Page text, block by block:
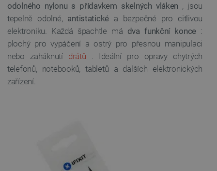
odolného nylonu s přídavkem skelných vláken , jsou
tepelně odolné, antistatické a bezpečné pro citlivou
elektroniku. Každá špachtle má dva funkční konce :
plochý pro vypáčení a ostrý pro přesnou manipulaci
nebo zaháknutí drátů . Ideální pro opravy chytrých
telefonů, notebooků, tabletů a dalších elektronických
zařízení.